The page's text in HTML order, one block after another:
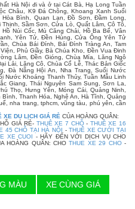
Hà Nội đi và ở tại Cát Bà, Hạ Long Tuần
Châu, K9 Đá Chông, Khoang Xanh Suối
Bình, Quan Lạn, Đồ Sơn, Đầm Long,
Sầm Sơn, Cửa Lò, Quất Lâm, Cô Tô,
Núi Cốc, Mù Căng Chải, Hồ Ba Bể, Vân
Yên Tử, Đền Hùng, Cửa Ông Yên Tử
Chùa Bái Đính, Bái Đính Tràng An, Tam
Phủ Giầy, Bà Chúa Kho, Đền Vua Đinh
Lâm, Đền Gióng, Chùa Mía, Lăng Ngô
Lải, Lăng Cô, Chùa Cổ Lễ, Thác Bản Giốc
Đà Nẵng Hội An, Nha Trang, Suối Nước
Nước Khoáng Thanh Thủy, Tuần Mẫu Linh
Giang, Thái Nguyên Sam Sung, Sơn La,
Thọ, Hưng Yên, Móng Cái, Quảng Ninh,
Thanh Hóa, Nghệ An, Hà Tĩnh, Quảng
nha trang, tphcm, vũng tàu, phú yên, cần
XE DU LỊCH GIÁ RẺ CỦA HOÀNG QUÂN:
GIÁ RẺ- THUÊ XE 7 CHỖ- THUÊ XE 16
45 CHỖ TẠI HÀ NỘI -THUÊ XE CƯỚI TẠI
XE CUOI - HÃY ĐẾN VỚI DỊCH VỤ CHO
HOÀNG QUÂN: CHOTHUE XE 29 CHO-
MÀU
XE CÙNG GIÁ